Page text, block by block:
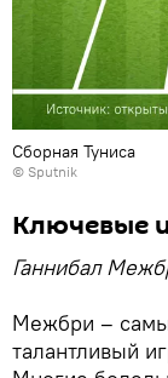
Сборная Туниса
© Sputnik
Ключевые
Ганнибал
Межбри –
талантливый